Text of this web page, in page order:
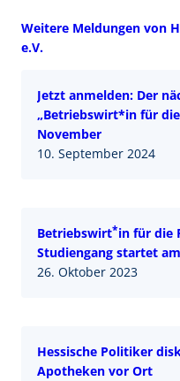
Weitere Meldungen von
e.V.
Jetzt anmelden: Der
„Betriebswirt*in für
November
10. September 2024
Betriebswirt*in für die
Studiengang startet
26. Oktober 2023
Hessische Politiker
Apotheken vor Ort